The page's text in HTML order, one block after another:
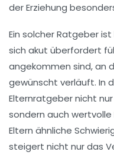
derErziehung
Ein solcher Ratgeber
sich akut überfordert
angekommen sind, an
gewünscht verläuft. In
Elternratgebernicht
sondern auch
Eltern ähnliche
steigert nicht nur das